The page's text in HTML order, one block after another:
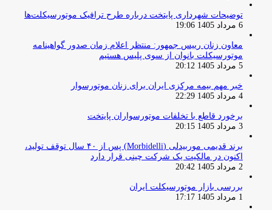
توضیحات شهرداری پایتخت درباره طرح ترافیک موتورسیکلت‌ها
6 مرداد 1405 19:06
معاون زنان رییس جمهور: منتظر اعلام زمان صدور گواهینامه
موتورسیکلت بانوان از سوی پلیس هستیم
5 مرداد 1405 20:12
خبر مهم بیمه مرکزی ایران برای زنان موتورسوار
4 مرداد 1405 22:29
برخورد قاطع با تخلفات موتورسواران پایتخت
3 مرداد 1405 20:15
برند قدیمی موربیدلی (Morbidelli) پس از ۴۰ سال توقف تولید،
اکنون در مالکیت یک شرکت چینی قرار دارد
2 مرداد 1405 20:42
بررسی بازار موتورسیکلت ایران
1 مرداد 1405 17:17